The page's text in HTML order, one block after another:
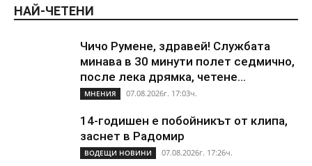
НАЙ-ЧЕТЕНИ
Чичо Румене, здравей! Службата
минава в 30 минути полет седмично,
после лека дрямка, четене...
МНЕНИЯ 07.08.2026г. 17:03ч.
14-годишен е побойникът от клипа,
заснет в Радомир
ВОДЕЩИ НОВИНИ 07.08.2026г. 17:26ч.